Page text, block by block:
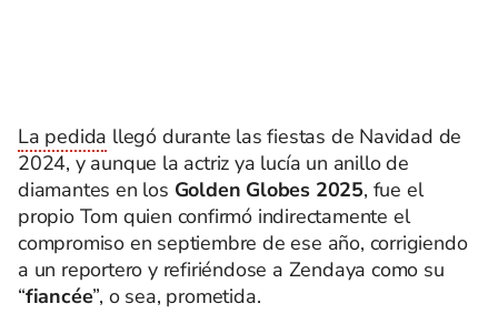
La pedida llegó durante las fiestas de Navidad de
2024, y aunque la actriz ya lucía un anillo de
diamantes en los Golden Globes 2025, fue el
propio Tom quien confirmó indirectamente el
compromiso en septiembre de ese año, corrigiendo
a un reportero y refiriéndose a Zendaya como su
“fiancée”, o sea, prometida.